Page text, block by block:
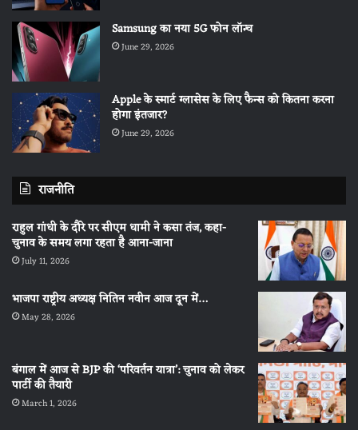
Samsung का नया 5G फोन लॉन्च
June 29, 2026
Apple के स्मार्ट ग्लासेस के लिए फैन्स को कितना करना
होगा इंतजार?
June 29, 2026
राजनीति
राहुल गांधी के दौरे पर सीएम धामी ने कसा तंज, कहा-
चुनाव के समय लगा रहता है आना-जाना
July 11, 2026
भाजपा राष्ट्रीय अध्यक्ष नितिन नवीन आज दून में…
May 28, 2026
बंगाल में आज से BJP की ‘परिवर्तन यात्रा’: चुनाव को लेकर
पार्टी की तैयारी
March 1, 2026